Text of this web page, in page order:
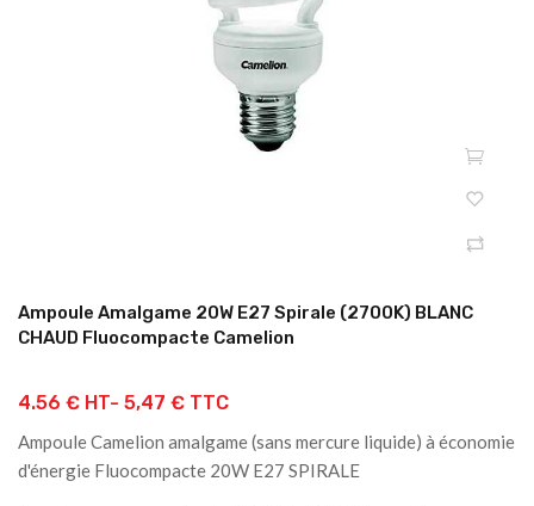
Ampoule Amalgame 20W E27 Spirale (2700K) BLANC
CHAUD Fluocompacte Camelion
4.56 € HT- 5,47 € TTC
Ampoule Camelion amalgame (sans mercure liquide) à économie
d'énergie Fluocompacte 20W E27 SPIRALE